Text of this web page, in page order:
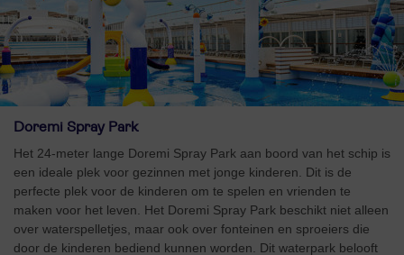
Doremi Spray Park
Het 24-meter lange Doremi Spray Park aan boord van het schip is
een ideale plek voor gezinnen met jonge kinderen. Dit is de
perfecte plek voor de kinderen om te spelen en vrienden te
maken voor het leven. Het Doremi Spray Park beschikt niet alleen
over waterspelletjes, maar ook over fonteinen en sproeiers die
door de kinderen bediend kunnen worden. Dit waterpark belooft